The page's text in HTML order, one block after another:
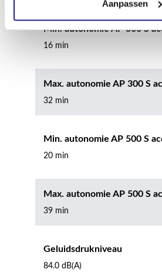
Aanpassen
Min. autonomie AP 300 S
16 min
Max. autonomie AP 300 S
32 min
Min. autonomie AP 500 S
20 min
Max. autonomie AP 500 S
39 min
Geluidsdrukniveau
84.0 dB(A)